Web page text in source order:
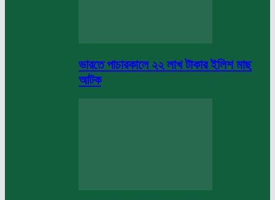
ভারতে পাচারকালে ২২ লাখ টাকার ইলিশ মাছ
আটক